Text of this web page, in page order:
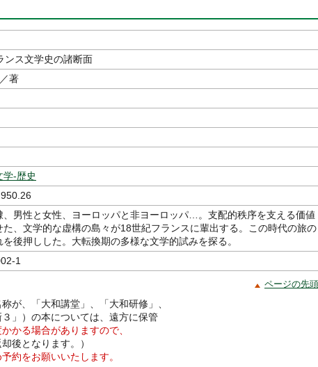
ンス文学史の諸断面
／著
学-歴史
、男性と女性、ヨーロッパと非ヨーロッパ…。支配的秩序を支える価値
た、文学的な虚構の島々が18世紀フランスに輩出する。この時代の旅の
を後押しした。大転換期の多様な文学的試みを探る。
1
ページの先
が、「大和講堂」、「大和研修」、
」）の本については、遠方に保管
かる場合がありますので、
後となります。）
約をお願いいたします。